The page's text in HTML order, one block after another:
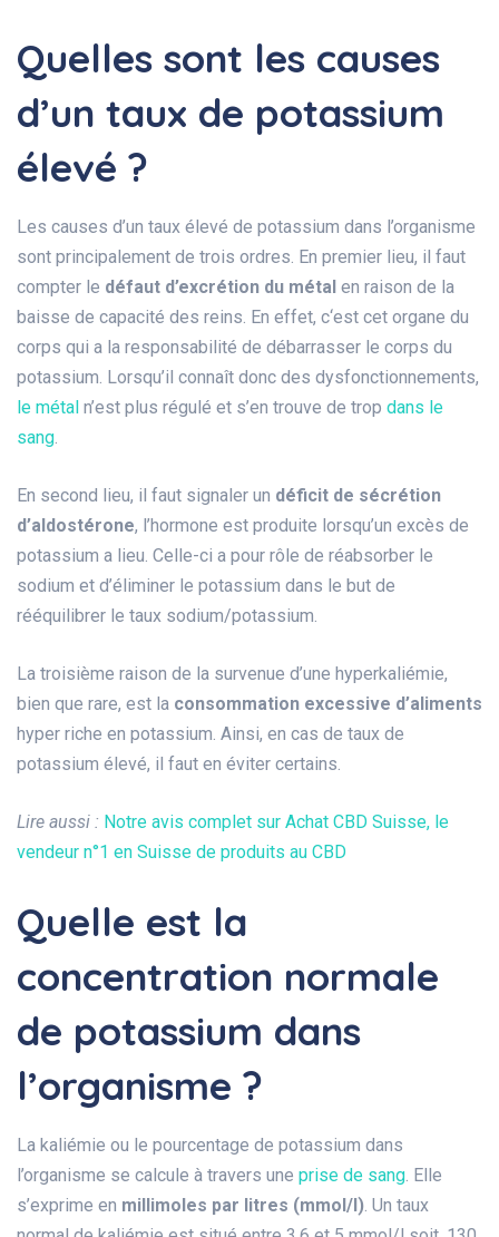
Quelles sont les causes
d’un taux de potassium
élevé ?
Les causes d’un taux élevé de potassium dans l’organisme
sont principalement de trois ordres. En premier lieu, il faut
compter le défaut d’excrétion du métal en raison de la
baisse de capacité des reins. En effet, c‘est cet organe du
corps qui a la responsabilité de débarrasser le corps du
potassium. Lorsqu’il connaît donc des dysfonctionnements,
le métal n’est plus régulé et s’en trouve de trop dans le
sang
En second lieu, il faut signaler un déficit de sécrétion
d’aldostérone, l’hormone est produite lorsqu’un excès de
potassium a lieu. Celle-ci a pour rôle de réabsorber le
sodium et d’éliminer le potassium dans le but de
rééquilibrer le taux sodium/potassium.
La troisième raison de la survenue d’une hyperkaliémie,
bien que rare, est la consommation excessive d’aliments
hyper riche en potassium. Ainsi, en cas de taux de
potassium élevé, il faut en éviter certains.
Lire aussi : Notre avis complet sur Achat CBD Suisse, le
vendeur n°1 en Suisse de produits au CBD
Quelle est la
concentration normale
de potassium dans
l’organisme ?
La kaliémie ou le pourcentage de potassium dans
l’organisme se calcule à travers une prise de sang . Elle
s’exprime en millimoles par litres (mmol/l) . Un taux